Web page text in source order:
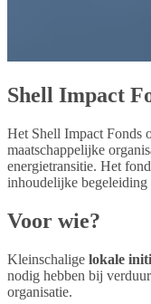
Shell Impact
Het Shell Impact Fonds
maatschappelijke
energietransitie. Het
inhoudelijke begeleiding
Voor wie?
Kleinschalige lokale
nodig hebben bij
organisatie.